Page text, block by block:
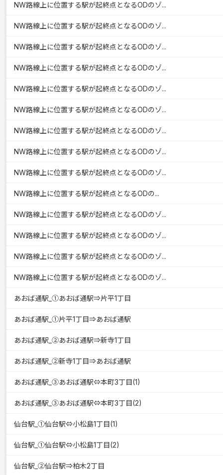
NW路線上に位置する駅が起終点となるODのゾ...
NW路線上に位置する駅が起終点となるODのゾ...
NW路線上に位置する駅が起終点となるODのゾ...
NW路線上に位置する駅が起終点となるODのゾ...
NW路線上に位置する駅が起終点となるODのゾ...
NW路線上に位置する駅が起終点となるODのゾ...
NW路線上に位置する駅が起終点となるODのゾ...
NW路線上に位置する駅が起終点となるODのゾ...
NW路線上に位置する駅が起終点となるODのゾ...
NW路線上に位置する駅が起終点となるODの...
NW路線上に位置する駅が起終点となるODのゾ...
NW路線上に位置する駅が起終点となるODのゾ...
NW路線上に位置する駅が起終点となるODのゾ...
NW路線上に位置する駅が起終点となるODのゾ...
あおば通駅_①あおば通駅⇒片平1丁目
あおば通駅_①片平1丁目⇒あおば通駅
あおば通駅_②あおば通駅⇒新寺1丁目
あおば通駅_②新寺1丁目⇒あおば通駅
あおば通駅_③あおば通駅⇔本町3丁目(1)
あおば通駅_③あおば通駅⇔本町3丁目(2)
仙台駅_①仙台駅⇔小松島1丁目(1)
仙台駅_①仙台駅⇔小松島1丁目(2)
仙台駅_②仙台駅⇒柏木2丁目